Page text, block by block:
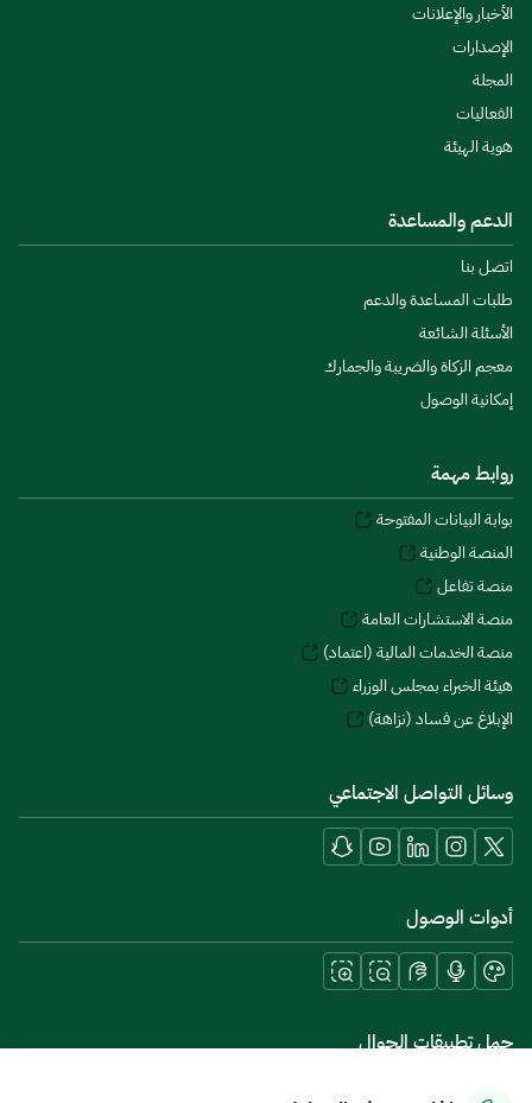
الأخبار والإعلانات
الإصدارات
المجلة
الفعاليات
هوية الهيئة
الدعم والمساعدة
اتصل بنا
طلبات المساعدة والدعم
الأسئلة الشائعة
معجم الزكاة والضريبة والجمارك
إمكانية الوصول
روابط مهمة
بوابة البيانات المفتوحة
المنصة الوطنية
منصة تفاعل
منصة الاستشارات العامة
منصة الخدمات المالية (اعتماد)
هيئة الخبراء بمجلس الوزراء
الإبلاغ عن فساد (نزاهة)
وسائل التواصل الاجتماعي
أدوات الوصول
حمل تطبيقات الجوال